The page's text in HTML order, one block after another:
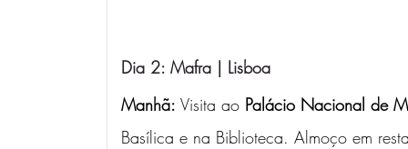
Dia 2: Mafra | Lisboa
Manhã: Visita ao Palácio Nacional de
Basílica e na Biblioteca. Almoço em